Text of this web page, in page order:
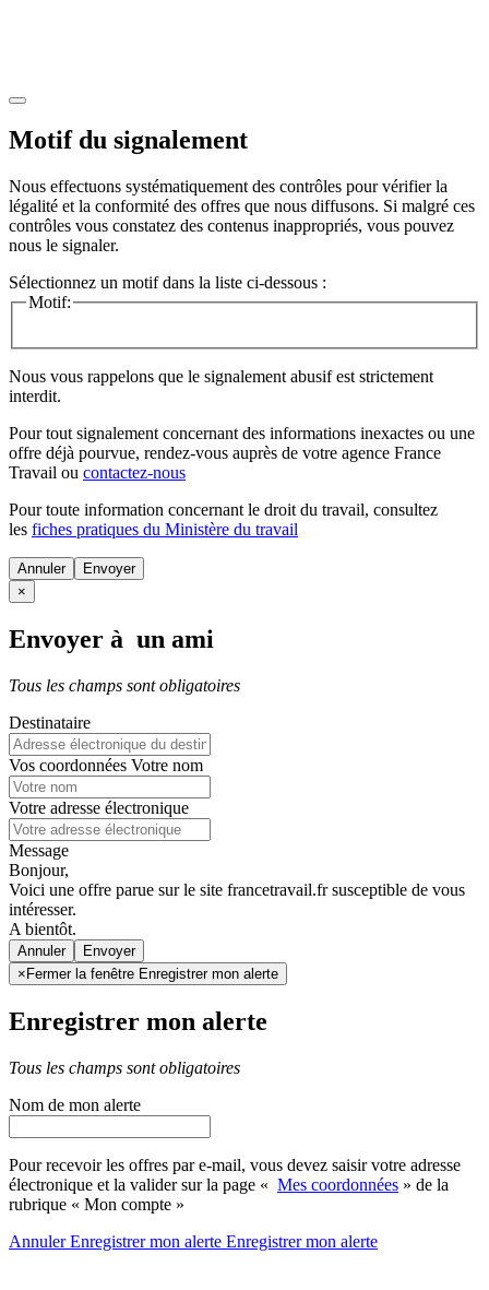
Motif du signalement
Nous effectuons systématiquement des contrôles pour vérifier la
légalité et la conformité des offres que nous diffusons. Si malgré ces
contrôles vous constatez des contenus inappropriés, vous pouvez
nous le signaler.
Sélectionnez un motif dans la liste ci-dessous :
Motif:
Nous vous rappelons que le signalement abusif est strictement
interdit.
Pour tout signalement concernant des informations inexactes ou une
offre déjà pourvue, rendez-vous auprès de votre agence France
Travail ou contactez-nous
Pour toute information concernant le droit du travail, consultez
les fiches pratiques du Ministère du travail
Annuler
×
Envoyer à un ami
Tous les champs sont obligatoires
Destinataire
Vos coordonnées Votre nom
Votre adresse électronique
Message
Bonjour,
Voici une offre parue sur le site francetravail.fr susceptible de vous
intéresser.
A bientôt.
Annuler
× Fermer la fenêtre Enregistrer mon alerte
Enregistrer mon alerte
Tous les champs sont obligatoires
Nom de mon alerte
Pour recevoir les offres par e-mail, vous devez saisir votre adresse
électronique et la valider sur la page « Mes coordonnées » de la
rubrique « Mon compte »
AnnulerEnregistrer mon alerte Enregistrermon alerte